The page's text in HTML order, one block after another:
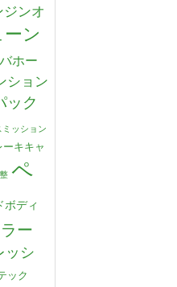
ジンオ
ン
ホー
ション
ック
ミッション
ーキキャ
ペ
ボディ
ー
ッシ
ック